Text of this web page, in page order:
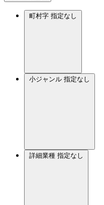
町村字 指定なし
小ジャンル 指定なし
詳細業種 指定なし